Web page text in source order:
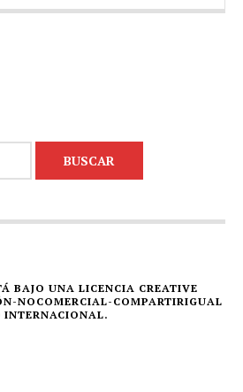
BAJO UNA LICENCIA CREATIVE
NOCOMERCIAL-COMPARTIRIGUAL
INTERNACIONAL.